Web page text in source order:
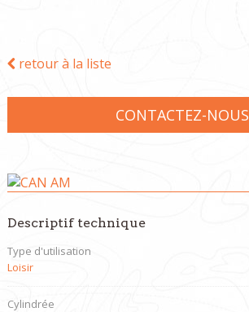
retour à la liste
CONTACTEZ-NOUS
Descriptif technique
Type d'utilisation
Loisir
Cylindrée